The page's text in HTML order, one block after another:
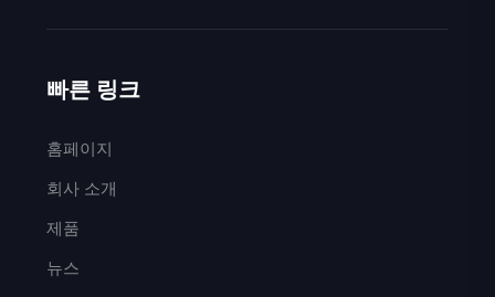
빠른 링크
홈페이지
회사 소개
제품
뉴스